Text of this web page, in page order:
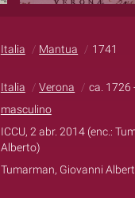
Italia Mantua 1741
Italia Verona
ca. 1726
masculino
ICCU, 2 abr. 2014 (enc.:
Alberto)
Tumarman, Giovanni